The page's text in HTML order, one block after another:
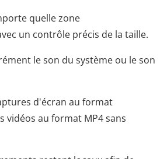
quelle zone
un contrôle précis de la taille.
le son du système ou le son
d'écran au format
vidéos au format MP4 sans